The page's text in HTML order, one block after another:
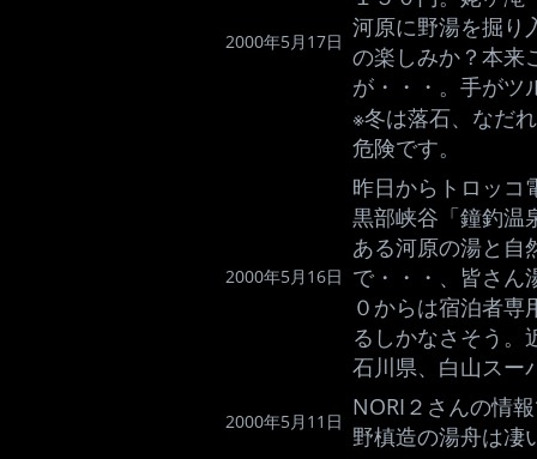
2000年5月17日
河原に野湯を掘り
の楽しみか？本来
が・・・。手がツ
※冬は落石、なだ
危険です。
2000年5月16日
昨日からトロッコ
黒部峡谷「鐘釣温
ある河原の湯と自
で・・・、皆さん
０からは宿泊者
るしかなさそう。
石川県、白山スー
2000年5月11日
NORI２さんの情
野槙造の湯舟は凄